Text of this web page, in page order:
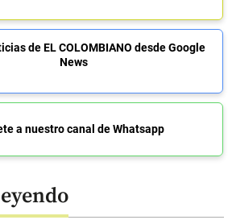
de EL COLOMBIANO desde Google
News
a nuestro canal de Whatsapp